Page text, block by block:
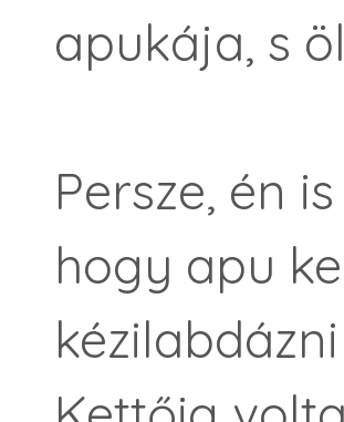
apukája, s
Persze, én
hogy apu